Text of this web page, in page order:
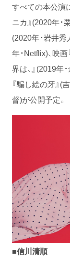
すべての本公演
ニカ』(2020年・
(2020年・岩井秀
年・Netflix)、映
界は、』(2019年
『騙し絵の牙』(
督)が公開予定。
■信川清順